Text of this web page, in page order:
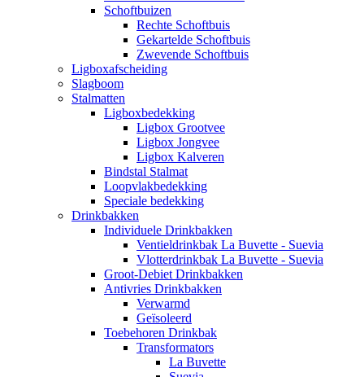
Schoftbuizen
Rechte Schoftbuis
Gekartelde Schoftbuis
Zwevende Schoftbuis
Ligboxafscheiding
Slagboom
Stalmatten
Ligboxbedekking
Ligbox Grootvee
Ligbox Jongvee
Ligbox Kalveren
Bindstal Stalmat
Loopvlakbedekking
Speciale bedekking
Drinkbakken
Individuele Drinkbakken
Ventieldrinkbak La Buvette - Suevia
Vlotterdrinkbak La Buvette - Suevia
Groot-Debiet Drinkbakken
Antivries Drinkbakken
Verwarmd
Geïsoleerd
Toebehoren Drinkbak
Transformators
La Buvette